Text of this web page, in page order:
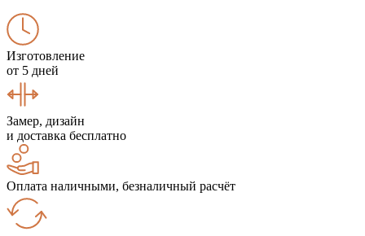
Изготовление
от 5 дней
Замер, дизайн
и доставка бесплатно
Оплата наличными, безналичный расчёт